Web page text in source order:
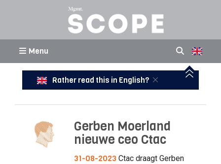
Menu
Rather read this in English?
Gerben Moerland
nieuwe ceo Ctac
31-08-2023 Ctac draagt Gerben